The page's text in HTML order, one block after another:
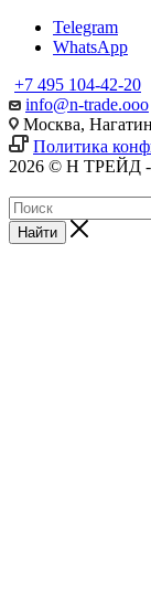
Telegram
WhatsApp
+7 495 104-42-20
info@n-trade.ooo
Москва,
Политика
2026 © Н ТРЕЙД -
Найти